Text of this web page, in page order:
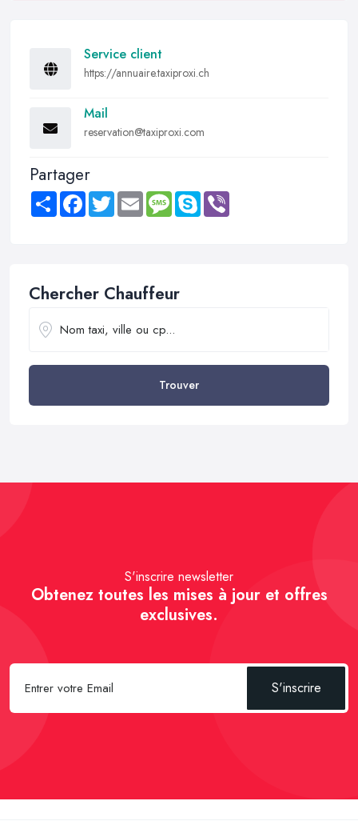
Service client
https://annuaire.taxiproxi.ch
Mail
reservation@taxiproxi.com
Partager
Share FacebookTwitter Email MessageSkype
Chercher Chauffeur
Trouver
S'inscrire newsletter
Obtenez toutes les mises à jour et offres
exclusives.
S'inscrire